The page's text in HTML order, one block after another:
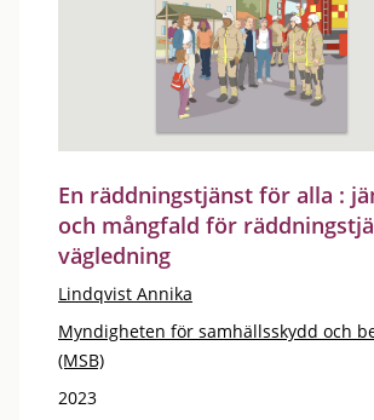
En räddningstjänst för alla :
och mångfald för
vägledning
Lindqvist Annika
Myndigheten för samhällsskydd och
(MSB)
2023